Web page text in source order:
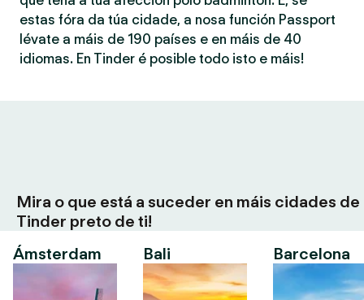
estas fóra da túa cidade, a nosa función Passport
lévate a máis de 190 países e en máis de 40
idiomas. En Tinder é posible todo isto e máis!
Mira o que está a suceder en máis cidades de
Tinder preto de ti!
Ámsterdam
Bali Barcelona